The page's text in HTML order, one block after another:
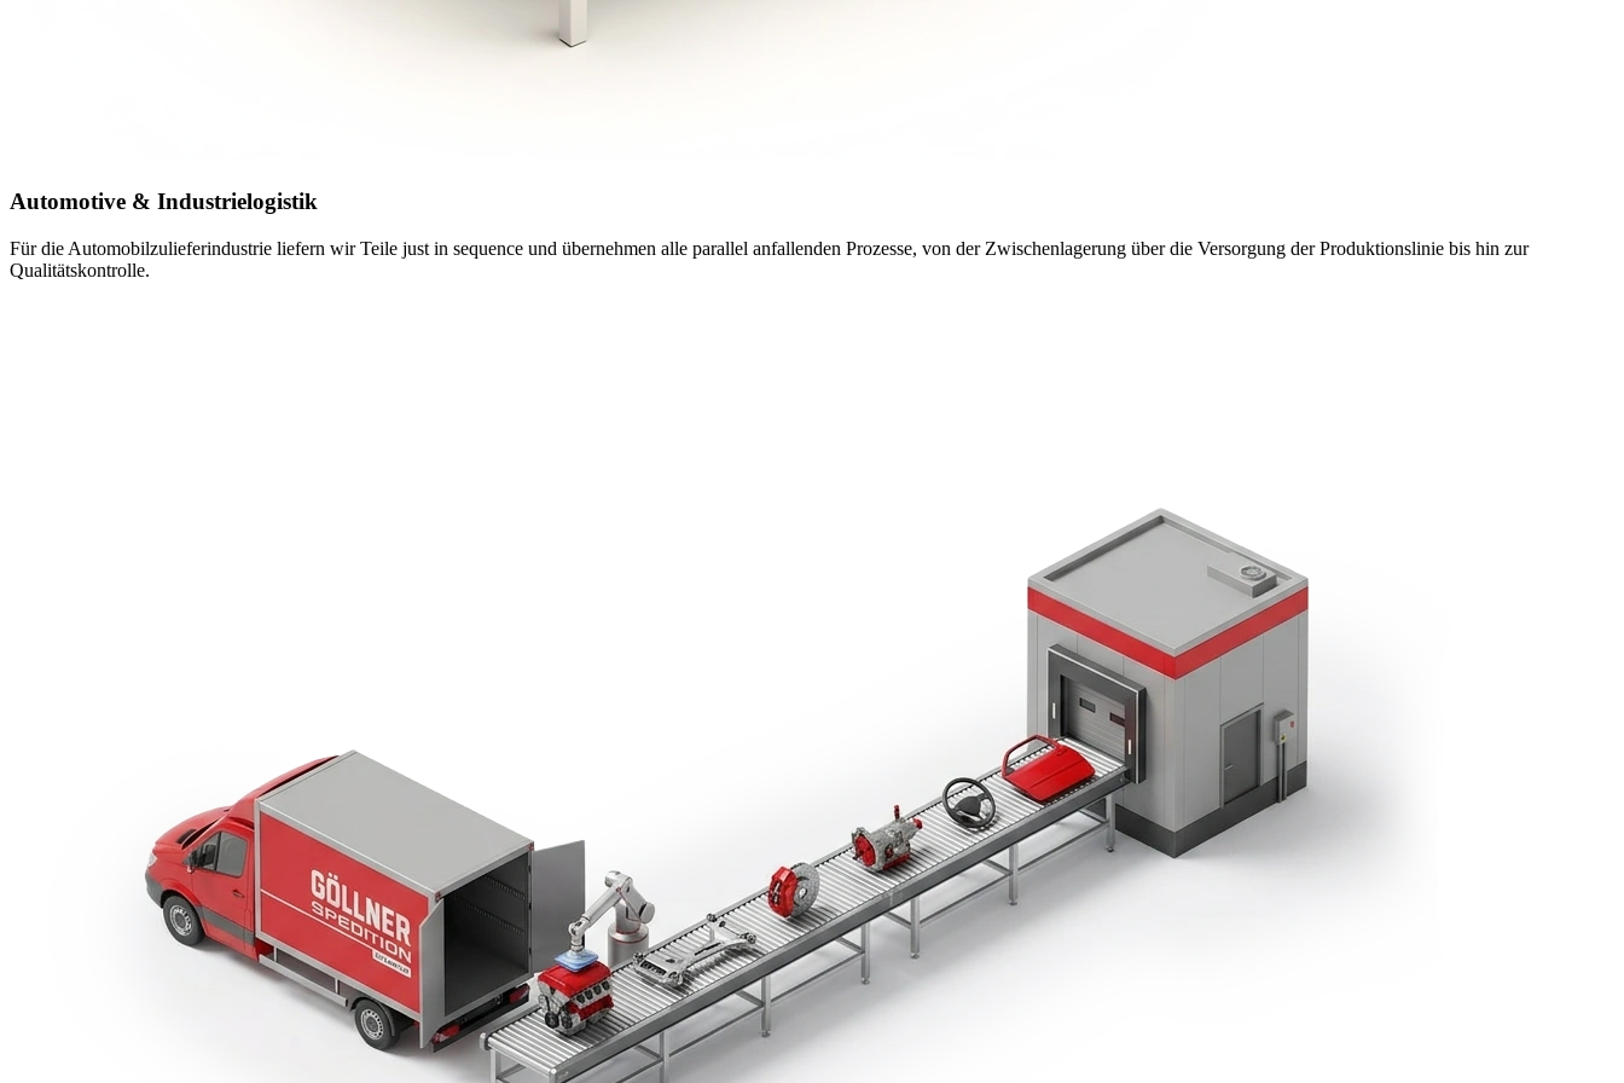
Automotive & Industrielogistik
Für die Automobilzulieferindustrie liefern wir Teile just in sequence und übernehmen alle parallel anfallenden Prozesse, von der Zwischenlagerung über die Versorgung der Produktionslinie bis hin zur
Qualitätskontrolle.